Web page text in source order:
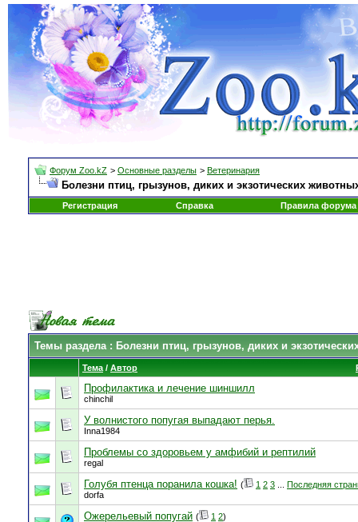
Форум Zoo.kZ > Основные разделы > Ветеринария
Болезни птиц, грызунов, диких и экзотических
Регистрация Справка Правила форума
Темы раздела: Болезни птиц, грызунов, диких и
Тема / Автор
Профилактика и лечение шиншилл
chinchil
У волнистого попугая выпадают перья.
Inna1984
Проблемы со здоровьем у амфибий и рептилий
regal
Голубя птенца поранила кошка! ( 1 2 3
Последняя
dorfa
Ожерельевый попугай ( 1 2)